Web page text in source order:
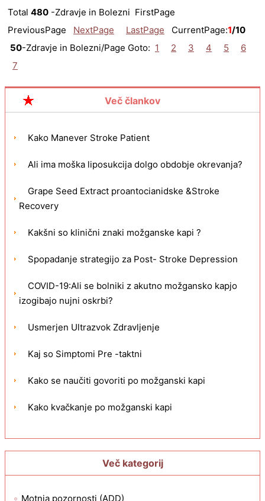
Total 480 -Zdravje in Bolezni FirstPage
PreviousPage
NextPage LastPage CurrentPage:1/10
50-Zdravje in Bolezni/Page Goto: 1 2 3 4 5
6
7
Več člankov
Kako Manever Stroke Patient
Ali ima moška liposukcija dolgo obdobje okrevanja?
Grape Seed Extract proantocianidske &Stroke
Recovery
Kakšni so klinični znaki možganske kapi ?
Spopadanje strategijo za Post- Stroke Depression
COVID-19:Ali se bolniki z akutno možgansko kapjo
izogibajo nujni oskrbi?
Usmerjen Ultrazvok Zdravljenje
Kaj so Simptomi Pre -taktni
Kako se naučiti govoriti po možganski kapi
Kako kvačkanje po možganski kapi
Več kategorij
Motnja pozornosti (ADD)